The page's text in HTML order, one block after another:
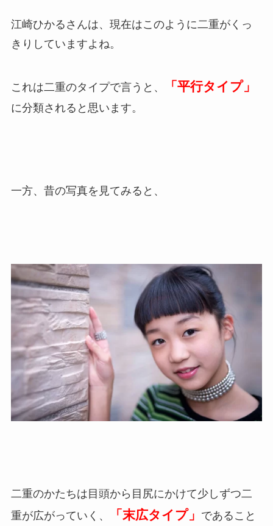
江崎ひかるさんは、現在はこのように二重がくっ
きりしていますよね。
これは二重のタイプで言うと、 「平行タイプ」
に分類されると思います。
一方、昔の写真を見てみると、
二重のかたちは目頭から目尻にかけて少しずつ二
重が広がっていく、
「末広タイプ」 であること